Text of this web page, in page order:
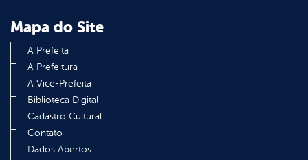
Mapa do Site
A Prefeita
A Prefeitura
A Vice-Prefeita
Biblioteca Digital
Cadastro Cultural
Contato
Dados Abertos